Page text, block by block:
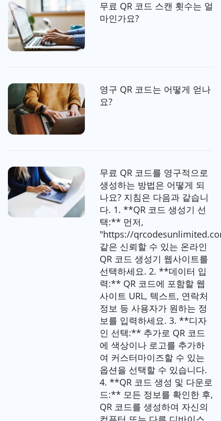
무료 QR 코드 스캔 횟수는 얼
마인가요?
영구 QR 코드는 어떻게 얻나
요?
무료 QR 코드를 영구적으로
생성하는 방법은 어떻게 되
나요? 지침은 다음과 같습니
다. 1. **QR 코드 생성기 선
택:** 먼저,
"https://
같은 신뢰할 수 있는 온라인
QR 코드 생성기 웹사이트를
선택하세요. 2. **데이터 입
력:** QR 코드에 포함할 웹
사이트 URL, 텍스트, 연락처
정보 등 사용자가 원하는 정
보를 입력하세요. 3. **디자
인 선택:** 추가로 QR 코드
에 색상이나 로고를 추가하
여 커스터마이즈할 수 있는
옵션을 선택할 수 있습니다.
4. **QR 코드 생성 및 다운로
드:** 모든 정보를 확인한 후,
QR 코드를 생성하여 자신의